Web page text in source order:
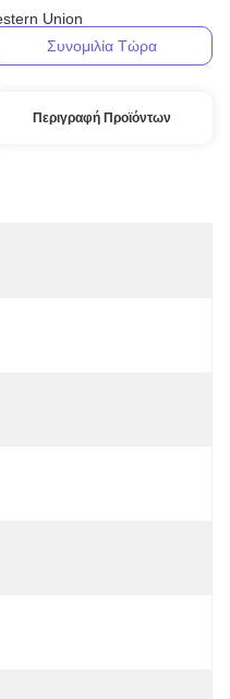
Union
Συνομιλία Τώρα
Περιγραφή Προϊόντων